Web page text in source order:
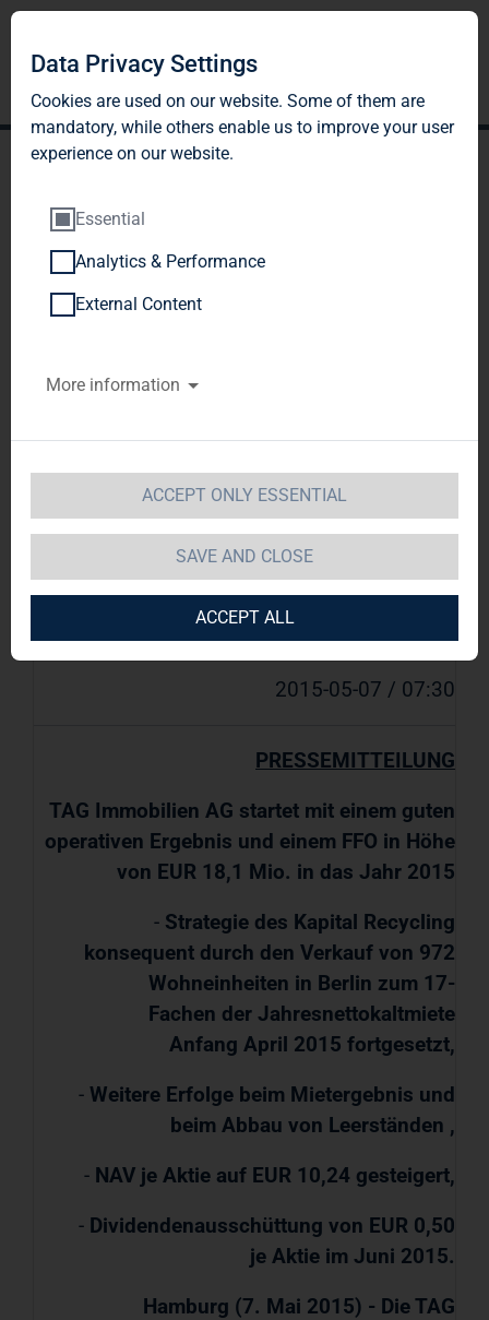
TAG Immobilien AG startet
operativen Ergebnis und
einem FFO in Höhe von
EUR 18,1 Mio. in das Jahr
2015
TAG Immobilien AG / Schlagwort(e):
2015-05-07 / 07:30
PRESSEMITTEILUNG
TAG Immobilien AG startet mit einem guten
operativen Ergebnis und einem FFO in Höhe
von EUR 18,1 Mio. in das Jahr 2015
- Strategie des Kapital Recycling
konsequent durch den Verkauf von 972
Wohneinheiten in Berlin zum 17-
Fachen der Jahresnettokaltmiete
Anfang April 2015 fortgesetzt,
- Weitere Erfolge beim Mietergebnis und
beim Abbau von Leerständen ,
- NAV je Aktie auf EUR 10,24 gesteigert,
- Dividendenausschüttung von EUR 0,50
je Aktie im Juni 2015.
Hamburg (7. Mai 2015) - Die TAG
Data Privacy Settings
Cookies are used on our website. Some of them are
mandatory, while others enable us to improve your user
experience on our website.
Essential
Analytics & Performance
External Content
More information
ACCEPT ONLY ESSENTIAL
SAVE AND CLOSE
ACCEPT ALL